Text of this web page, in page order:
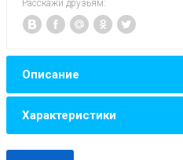
Расскажи друзьям:
Описание
Характеристики